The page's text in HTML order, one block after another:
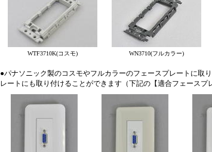
WTF3710K(コスモ) WN3710(フルカラー)
●パナソニック製のコスモやフルカラーのフェースプレートに取
レートにも取り付けることができます（下記の【適合フェースプ